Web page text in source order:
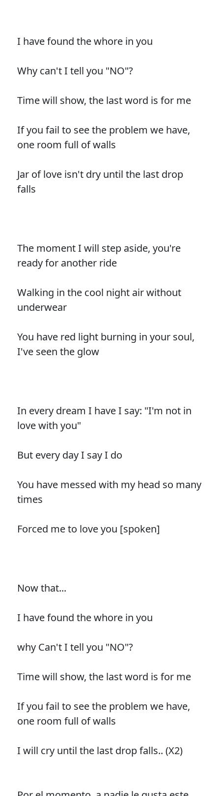
I have found the whore in you
Why can't I tell you "NO"?
Time will show, the last word is for me
If you fail to see the problem we have,
one room full of walls
Jar of love isn't dry until the last drop
falls
The moment I will step aside, you're
ready for another ride
Walking in the cool night air without
underwear
You have red light burning in your soul,
I've seen the glow
In every dream I have I say: "I'm not in
love with you"
But every day I say I do
You have messed with my head so many
times
Forced me to love you [spoken]
Now that...
I have found the whore in you
why Can't I tell you "NO"?
Time will show, the last word is for me
If you fail to see the problem we have,
one room full of walls
I will cry until the last drop falls.. (X2)